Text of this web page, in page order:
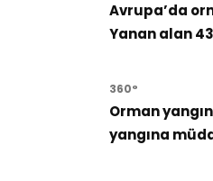
Avrupa’da
Yanan alan
360°
Orman
yangına